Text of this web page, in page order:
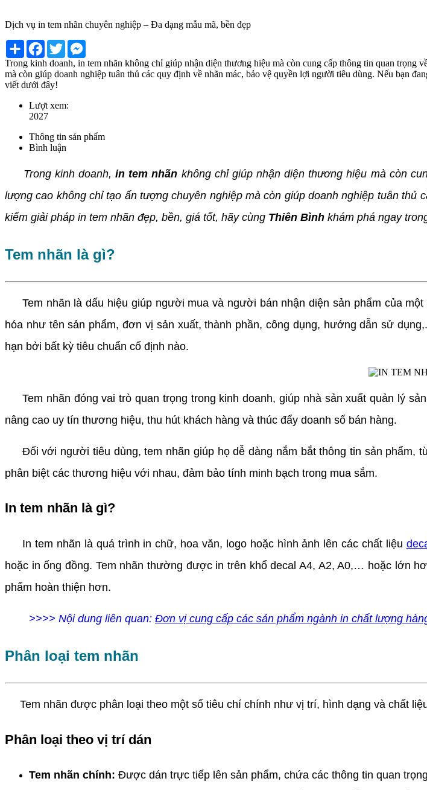
Dịch vụ in tem nhãn chuyên nghiệp – Đa dạng mẫu mã, bền đẹp
Share Facebook
Twitter
Trong kinh doanh, in tem nhãn không chỉ giúp nhận diện thương hiệu mà còn cung cấp thông tin quan trọng
mà còn giúp doanh nghiệp tuân thủ các quy định về nhãn mác, bảo vệ quyền lợi người tiêu dùng. Nếu bạn
viết dưới đây!
Lượt xem:
2027
Thông tin sản phẩm
Bình luận
Trong kinh doanh,in tem nhãn không chỉ giúp nhận diện thương hiệu mà còn
lượng cao không chỉ tạo ấn tượng chuyên nghiệp mà còn giúp doanh nghiệp tuân
kiếm giải pháp in tem nhãn đẹp, bền, giá tốt, hãy cùng Thiên Bình khám phá ngay
Tem nhãn là gì?
Tem nhãn là dấu hiệu giúp người mua và người bán nhận diện sản phẩm của
hóa như tên sản phẩm, đơn vị sản xuất, thành phần, công dụng, hướng dẫn sử
hạn bởi bất kỳ tiêu chuẩn cố định nào.
Tem nhãn đóng vai trò quan trọng trong kinh doanh, giúp nhà sản xuất quản lý
nâng cao uy tín thương hiệu, thu hút khách hàng và thúc đẩy doanh số bán hàng.
Đối với người tiêu dùng, tem nhãn giúp họ dễ dàng nắm bắt thông tin sản phẩm,
phân biệt các thương hiệu với nhau, đảm bảo tính minh bạch trong mua sắm.
In tem nhãn là gì?
In tem nhãn là quá trình in chữ, hoa văn, logo hoặc hình ảnh lên các chất liệu
hoặc in ống đồng. Tem nhãn thường được in trên khổ decal A4, A2, A0,… hoặc lớn
phẩm hoàn thiện hơn.
>>>> Nội dung liên quan: Đơn vị cung cấp các sản phẩm ngành in chất lượng
Phân loại tem nhãn
Tem nhãn được phân loại theo một số tiêu chí chính như vị trí, hình dạng và chất
Phân loại theo vị trí dán
Tem nhãn chính: Được dán trực tiếp lên sản phẩm, chứa các thông tin quan